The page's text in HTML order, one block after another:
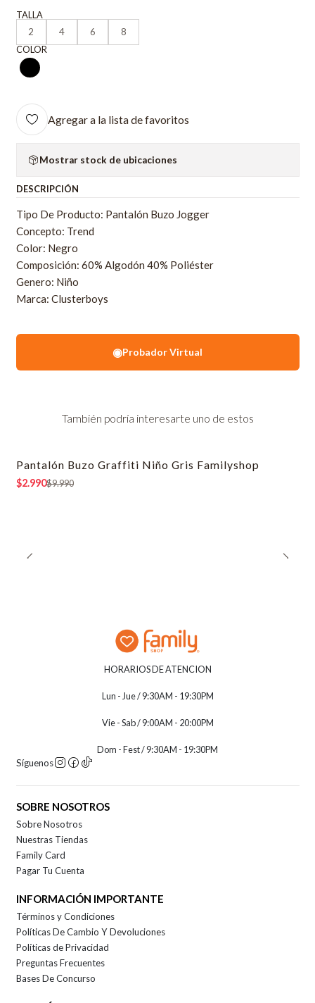
TALLA
2
4 6
8
COLOR
Agregar a la lista de favoritos
Mostrar stock de ubicaciones
DESCRIPCIÓN
Tipo De Producto: Pantalón Buzo Jogger
Concepto: Trend
Color: Negro
Composición: 60% Algodón 40% Poliéster
Genero: Niño
Marca: Clusterboys
◉Probador Virtual
También podría interesarte uno de estos
-70% OFF
Pantalón Buzo Graffiti Niño Gris Familyshop
$2.990$9.990
HORARIOS DE ATENCION
Lun - Jue / 9:30AM - 19:30PM
Vie - Sab / 9:00AM - 20:00PM
Dom - Fest / 9:30AM - 19:30PM
Síguenos
SOBRE NOSOTROS
Sobre Nosotros
Nuestras Tiendas
Family Card
Pagar Tu Cuenta
INFORMACIÓN IMPORTANTE
Términos y Condiciones
Políticas De Cambio Y Devoluciones
Políticas de Privacidad
Preguntas Frecuentes
Bases De Concurso